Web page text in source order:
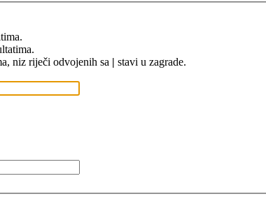
niz riječi odvojenih sa | stavi u zagrade.